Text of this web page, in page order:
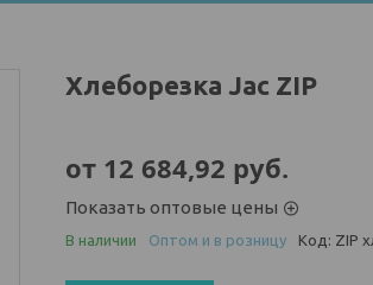
Хлеборезка Jac ZIP
от 12 684,92 руб.
Показать оптовые цены
В наличии Оптом и в розницу Код: ZIP